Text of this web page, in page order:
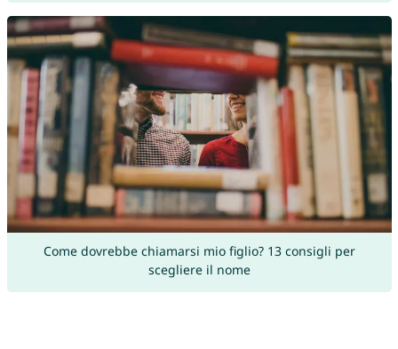
Come dovrebbe chiamarsi mio figlio? 13 consigli per
scegliere il nome